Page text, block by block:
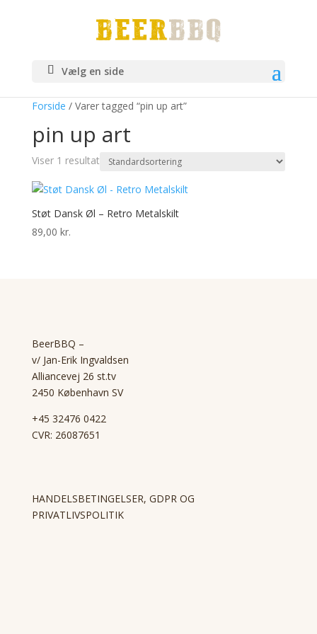
Vælg en side
Forside / Varer tagged “pin up art”
pin up art
Viser 1 resultat
Støt Dansk Øl – Retro Metalskilt
89,00 kr.
BeerBBQ –
v/ Jan-Erik Ingvaldsen
Alliancevej 26 st.tv
2450 København SV
+45 32476 0422
CVR: 26087651
HANDELSBETINGELSER, GDPR OG
PRIVATLIVSPOLITIK